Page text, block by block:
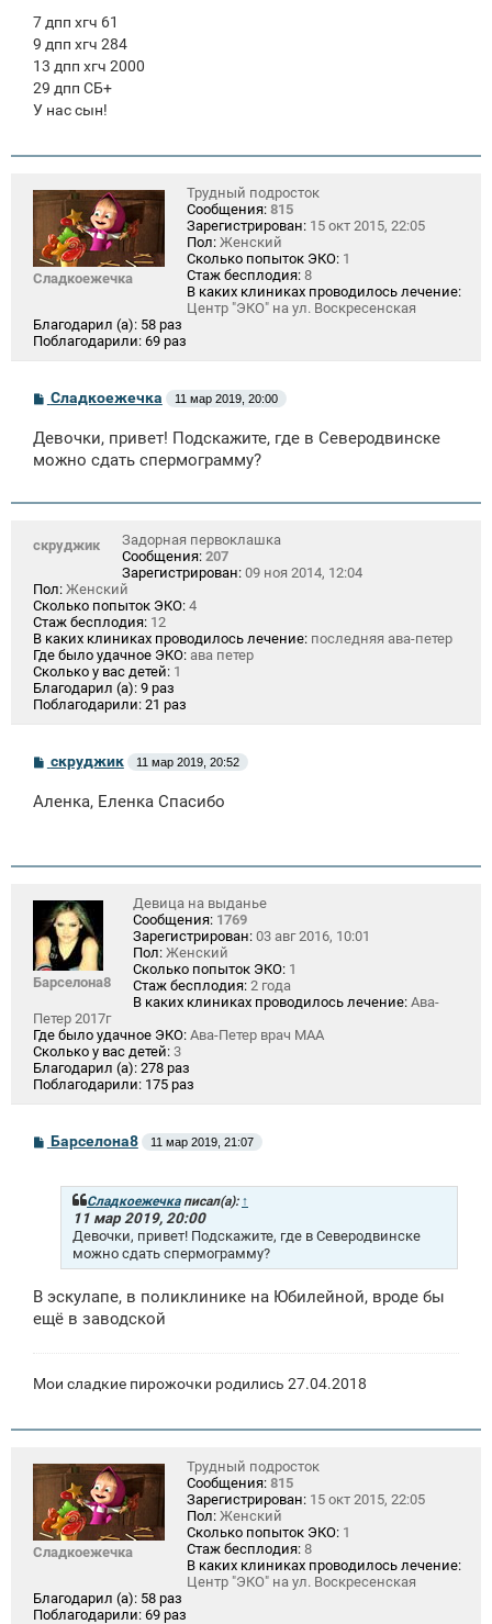
7 дпп хгч 61
9 дпп хгч 284
13 дпп хгч 2000
29 дпп СБ+
У нас сын!
Сладкоежечка
Трудный подросток
Сообщения: 815
Зарегистрирован: 15 окт 2015, 22:05
Пол: Женский
Сколько попыток ЭКО: 1
Стаж бесплодия: 8
В каких клиниках проводилось лечение:
Центр "ЭКО" на ул. Воскресенская
Благодарил (а): 58 раз
Поблагодарили: 69 раз
С
о
б
щ
и
Сладкоежечка 11 мар 2019, 20:00
Девочки, привет! Подскажите, где в Северодвинске
можно сдать спермограмму?
скруджик
Задорная первоклашка
Сообщения: 207
Зарегистрирован: 09 ноя 2014, 12:04
Пол: Женский
Сколько попыток ЭКО: 4
Стаж бесплодия: 12
В каких клиниках проводилось лечение: последняя ава-петер
Где было удачное ЭКО: ава петер
Сколько у вас детей: 1
Благодарил (а): 9 раз
Поблагодарили: 21 раз
С
о
б
и
скруджик 11 мар 2019, 20:52
Аленка, Еленка Спасибо
Барселона8
Девица на выданье
Сообщения: 1769
Зарегистрирован: 03 авг 2016, 10:01
Пол: Женский
Сколько попыток ЭКО: 1
Стаж бесплодия: 2 года
В каких клиниках проводилось лечение: Ава-
Петер 2017г
Где было удачное ЭКО: Ава-Петер врач МАА
Сколько у вас детей: 3
Благодарил (а): 278 раз
Поблагодарили: 175 раз
С
о
Барселона8 11 мар 2019, 21:07
Сладкоежечкаписал(а): ↑
11 мар 2019, 20:00
Девочки, привет! Подскажите, где в Северодвинске
можно сдать спермограмму?
В эскулапе, в поликлинике на Юбилейной, вроде бы
ещё в заводской
Мои сладкие пирожочки родились 27.04.2018
Сладкоежечка
Трудный подросток
Сообщения: 815
Зарегистрирован: 15 окт 2015, 22:05
Пол: Женский
Сколько попыток ЭКО: 1
Стаж бесплодия: 8
В каких клиниках проводилось лечение:
Центр "ЭКО" на ул. Воскресенская
Благодарил (а): 58 раз
Поблагодарили: 69 раз